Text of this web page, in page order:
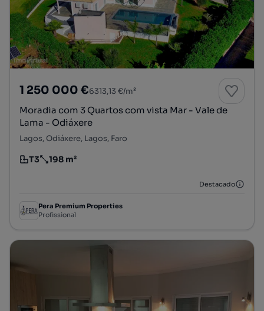
1 250 000 €6313,13 €/m²
Moradia com 3 Quartos com vista Mar - Vale de
Lama - Odiáxere
Lagos, Odiáxere, Lagos, Faro
Tipologia
T3
Preço por metro quadrado
198 m²
Destacado
Pera Premium Properties
Profissional